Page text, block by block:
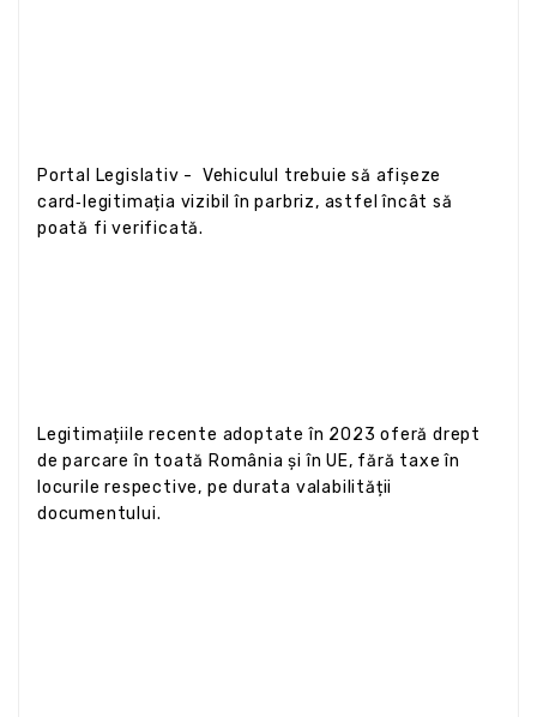
Portal Legislativ - Vehiculul trebuie să afișeze
card‑legitimația vizibil în parbriz, astfel încât să
poată fi verificată.
Legitimațiile recente adoptate în 2023 oferă drept
de parcare în toată România și în UE, fără taxe în
locurile respective, pe durata valabilității
documentului.